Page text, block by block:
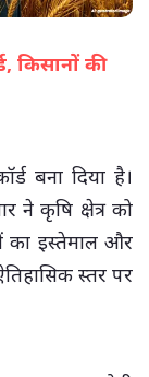
किसानों की
बना दिया है।
ने कृषि क्षेत्र को
का इस्तेमाल और
स्तर पर